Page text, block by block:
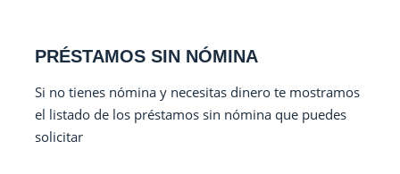
PRÉSTAMOS SIN NÓMINA
Si no tienes nómina y necesitas dinero te mostramos
el listado de los préstamos sin nómina que puedes
solicitar